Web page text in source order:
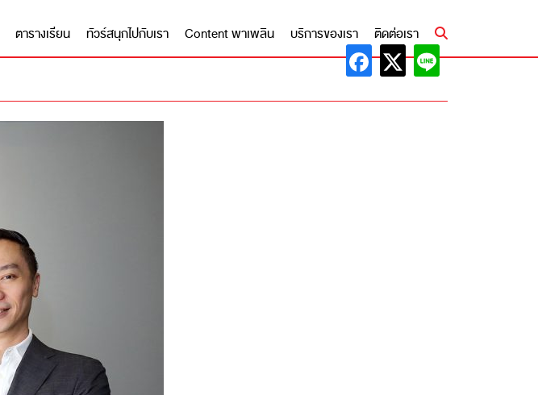
ตารางเรียน ทัวร์สนุกไปกับเรา Content พาเพลิน บริการของเรา ติดต่อเรา